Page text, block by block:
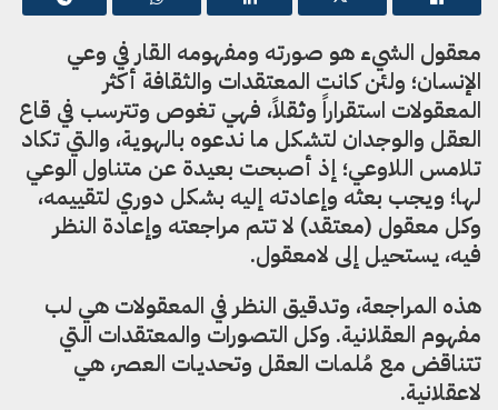
معقول الشيء هو صورته ومفهومه القار في وعي
الإنسان؛ ولئن كانت المعتقدات والثقافة أكثر
المعقولات استقراراً وثقلاً، فهي تغوص وتترسب في قاع
العقل والوجدان لتشكل ما ندعوه بالهوية، والتي تكاد
تلامس اللاوعي؛ إذ أصبحت بعيدة عن متناول الوعي
لها؛ ويجب بعثه وإعادته إليه بشكل دوري لتقييمه،
وكل معقول (معتقد) لا تتم مراجعته وإعادة النظر
فيه، يستحيل إلى لامعقول.
هذه المراجعة، وتدقيق النظر في المعقولات هي لب
مفهوم العقلانية. وكل التصورات والمعتقدات التي
تتناقض مع مُلمات العقل وتحديات العصر، هي
لاعقلانية.